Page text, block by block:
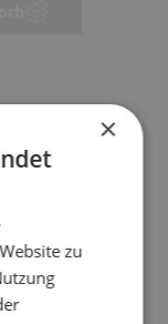
Wert
sowie
×
zu